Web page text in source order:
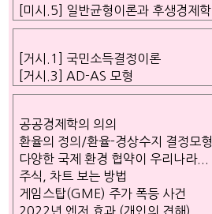
[미시.5] 일반균형이론과 후생경제학
[거시.1] 국민소득결정이론
[거시.3] AD-AS 모형
공공경제학의 의의
환율의 정의/환율-경상수지 결정모형
다양한 국제 환경 협약이 우리나라...
주식, 차트 보는 방법
게임스탑(GME) 주가 폭등 사건
2022년 엔저 효과 (개인의 견해)